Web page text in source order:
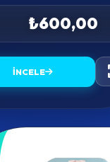
₺600,00
İNCELE